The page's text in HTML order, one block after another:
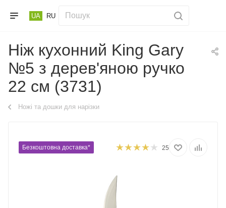
UA RU
Ніж кухонний King Gary
№5 з дерев'яною ручко
22 см (3731)
Ножі та дошки для нарізки
Безкоштовна доставка* 25